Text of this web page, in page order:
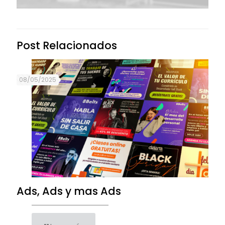
Post Relacionados
08/05/2025
Ads, Ads y mas Ads